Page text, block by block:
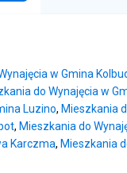
w Gmina
do Wynajęcia w
Luzino, Mieszkania
, Mieszkania do
Karczma, Mieszkania